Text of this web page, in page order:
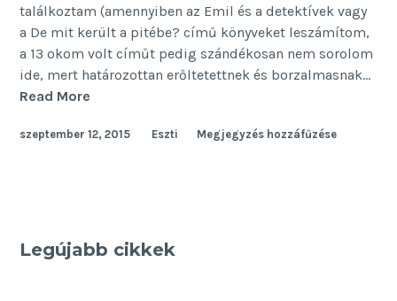
találkoztam (amennyiben az Emil és a detektívek vagy
a De mit került a pitébe? című könyveket leszámítom,
a 13 okom volt címűt pedig szándékosan nem sorolom
ide, mert határozottan erőltetettnek és borzalmasnak…
Read More
krimi
szeptember 12, 2015 Eszti Megjegyzés hozzáfűzése
Legújabb cikkek